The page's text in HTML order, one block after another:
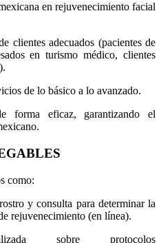
en rejuvenecimiento facial
clientes adecuados (pacientes de
en turismo médico, clientes
de lo básico a lo avanzado.
forma eficaz, garantizando el
como:
y consulta para determinar la
rejuvenecimiento (en línea).
sobre protocolos